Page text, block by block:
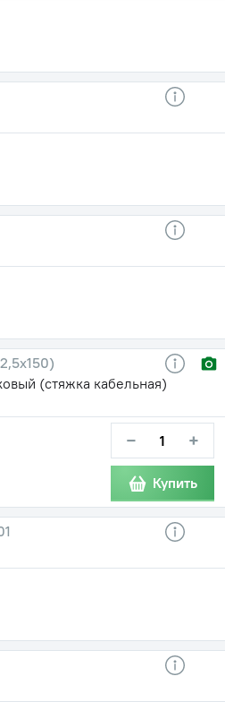
(стяжка кабельная)
− +
Купить